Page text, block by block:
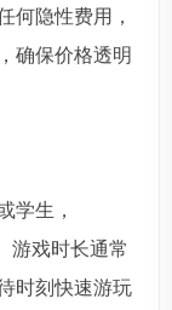
何隐性费用，
确保价格透明
学生，
游戏时长通常
时刻快速游玩